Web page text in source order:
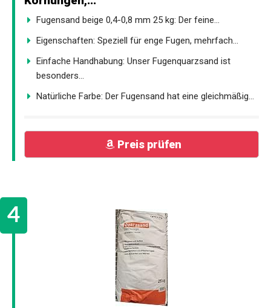
Fugensand beige 0,4-0,8 mm 25 kg: Der feine...
Eigenschaften: Speziell für enge Fugen, mehrfach...
Einfache Handhabung: Unser Fugenquarzsand ist
besonders...
Natürliche Farbe: Der Fugensand hat eine gleichmäßig...
Preis prüfen